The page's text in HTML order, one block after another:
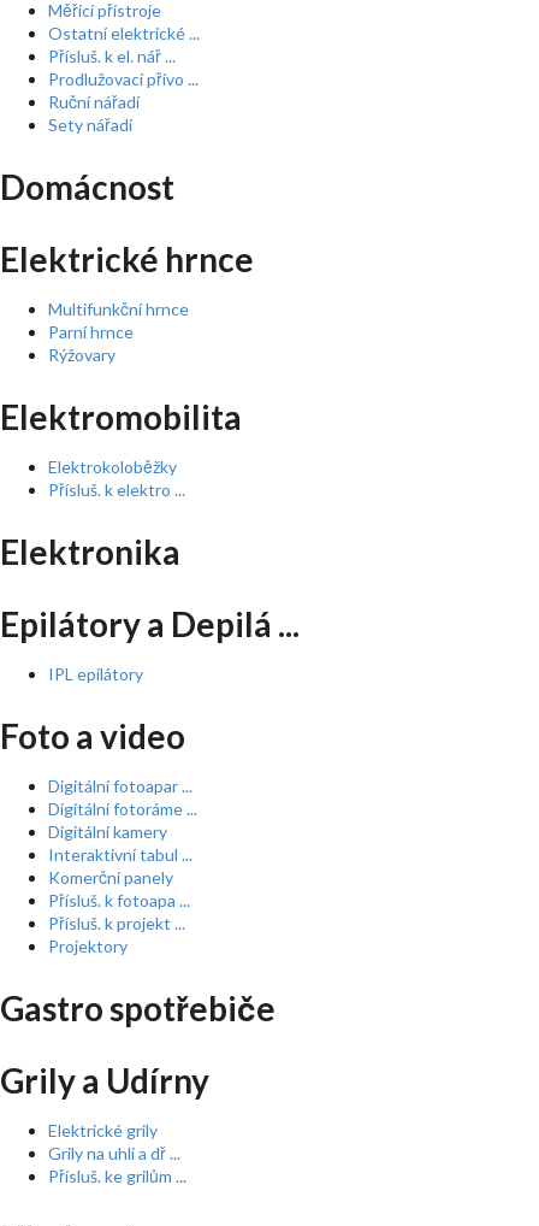
Měřící přístroje
Ostatní elektrické ...
Přísluš. k el. nář ...
Prodlužovací přívo ...
Ruční nářadí
Sety nářadí
Domácnost
Elektrické hrnce
Multifunkční hrnce
Parní hrnce
Rýžovary
Elektromobilita
Elektrokoloběžky
Přísluš. k elektro ...
Elektronika
Epilátory a Depilá ...
IPL epilátory
Foto a video
Digitální fotoapar ...
Digitální fotoráme ...
Digitální kamery
Interaktivní tabul ...
Komerční panely
Přísluš. k fotoapa ...
Přísluš. k projekt ...
Projektory
Gastro spotřebiče
Grily a Udírny
Elektrické grily
Grily na uhlí a dř ...
Přísluš. ke grilům ...